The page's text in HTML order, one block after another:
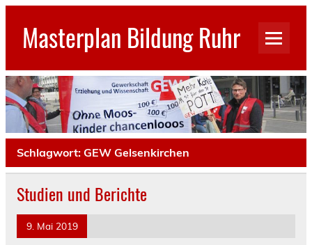
Skip
contentMasterplan Bildung Ruhr
Schlagwort: GEW Gelsenkirchen
Studien und Berichte
9. Mai 2019